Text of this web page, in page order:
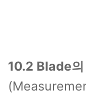
10.2 Blade